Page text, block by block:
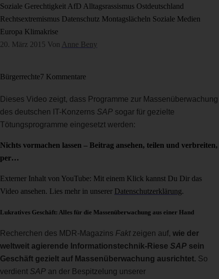
Soziale Gerechtigkeit AfD Alltagsrassismus Ostdeutschland
Rechtsextremismus Datenschutz Montagslächeln Soziale Medien
Europa Klimakrise
20. März 2015 Von Anne Beny
Bürgerrechte7 Kommentare
Dieses Video zeigt, dass Programme zur Massenüberwachung
des deutschen IT-Konzerns SAP sogar für gezielte
Tötungsprogramme eingesetzt werden:
Nichts vormachen lassen – Beitrag ansehen, teilen und verbreiten,
per…
Externer Inhalt von YouTube: Mit einem Klick kannst Du Dir das
Video ansehen. Lies mehr in unserer Datenschutzerklärung.
Lukratives Geschäft: Alles für die Massenüberwachung aus einer Hand
Recherchen des MDR-Magazins Fakt zeigen auf, wie der
weltweit agierende Informationstechnik-Riese SAP sein
Geschäft gezielt auf Massenüberwachung ausrichtet. So
verdient SAP an der Bespitzelung unserer